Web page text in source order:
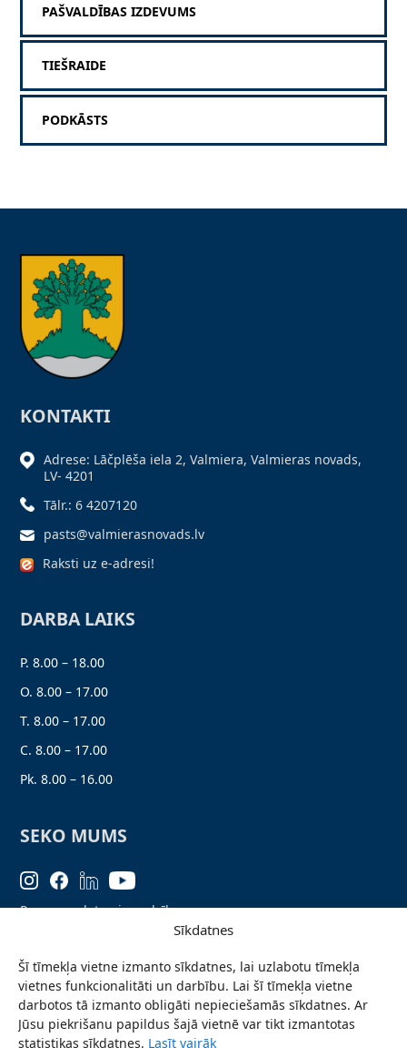
Sīkdatnes
Šī tīmekļa vietne izmanto sīkdatnes, lai uzlabotu tīmekļa
vietnes funkcionalitāti un darbību. Lai šī tīmekļa vietne
darbotos tā izmanto obligāti nepieciešamās sīkdatnes. Ar
Jūsu piekrišanu papildus šajā vietnē var tikt izmantotas
statistikas sīkdatnes. Lasīt vairāk
PAŠVALDĪBAS IZDEVUMS
TIEŠRAIDE
PODKĀSTS
KONTAKTI
Adrese: Lāčplēša iela 2, Valmiera, Valmieras novads,
LV- 4201
Tālr.: 6 4207120
pasts@valmierasnovads.lv
Raksti uz e-adresi!
DARBA LAIKS
P. 8.00 – 18.00
O. 8.00 – 17.00
T. 8.00 – 17.00
C. 8.00 – 17.00
Pk. 8.00 – 16.00
SEKO MUMS
Personas datu aizsardzība
Ziņo par problēmu
Pieteikties jaunumiem
Piekļūstamības paziņojums